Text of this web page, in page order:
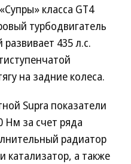
класса GT4
турбодвигатель
435 л.с.
на задние колеса.
Supra показатели
Нм за счет ряда
радиатор
катализатор, а также